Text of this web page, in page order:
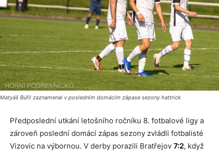
Matyáš Búřil zaznamenal v posledním domácím zápase sezony hattrick
Předposlední utkání letošního ročníku 8. fotbalové ligy a
zároveň poslední domácí zápas sezony zvládli fotbalisté
Vizovic na výbornou. V derby porazili Bratřejov 7:2, když